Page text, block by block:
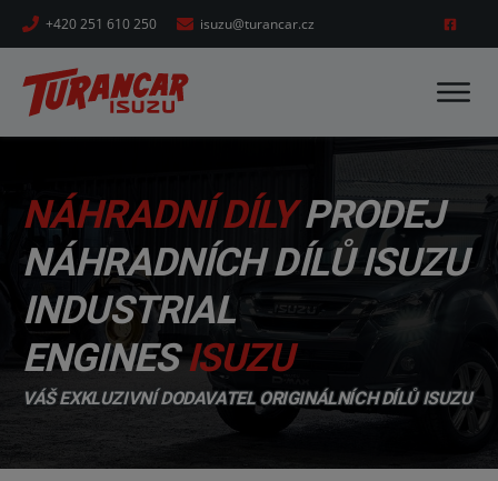
AUTOBUSY
ISUZU CITIBUS
ISUZUGRAND TORO
ISUZUNOVO CITI LIFE
ISUZUNOVO CITI VOLT
+420 251 610 250 isuzu@turancar.cz
NÁHRADNÍ DÍLY PRODEJ
NÁHRADNÍCH DÍLŮ ISUZU
INDUSTRIAL
ENGINESISUZU
VÁŠ EXKLUZIVNÍ DODAVATEL ORIGINÁLNÍCH DÍLŮ ISUZU